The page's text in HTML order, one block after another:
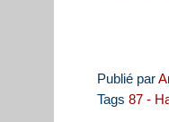
Publié par
Tags 87 -